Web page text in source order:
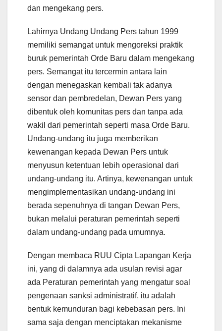
dan mengekang pers.
Lahirnya Undang Undang Pers tahun 1999
memiliki semangat untuk mengoreksi praktik
buruk pemerintah Orde Baru dalam mengekang
pers. Semangat itu tercermin antara lain
dengan menegaskan kembali tak adanya
sensor dan pembredelan, Dewan Pers yang
dibentuk oleh komunitas pers dan tanpa ada
wakil dari pemerintah seperti masa Orde Baru.
Undang-undang itu juga memberikan
kewenangan kepada Dewan Pers untuk
menyusun ketentuan lebih operasional dari
undang-undang itu. Artinya, kewenangan untuk
mengimplementasikan undang-undang ini
berada sepenuhnya di tangan Dewan Pers,
bukan melalui peraturan pemerintah seperti
dalam undang-undang pada umumnya.
Dengan membaca RUU Cipta Lapangan Kerja
ini, yang di dalamnya ada usulan revisi agar
ada Peraturan pemerintah yang mengatur soal
pengenaan sanksi administratif, itu adalah
bentuk kemunduran bagi kebebasan pers. Ini
sama saja dengan menciptakan mekanisme